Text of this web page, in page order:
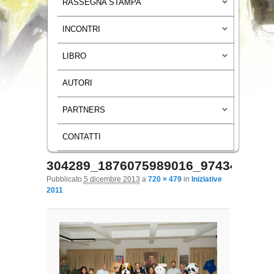
RASSEGNA STAMPA
INCONTRI
LIBRO
AUTORI
PARTNERS
CONTATTI
Navigazione immagini
304289_1876075989016_974345_n
Pubblicato 5 dicembre 2013 a 720 × 479in Iniziative
2011